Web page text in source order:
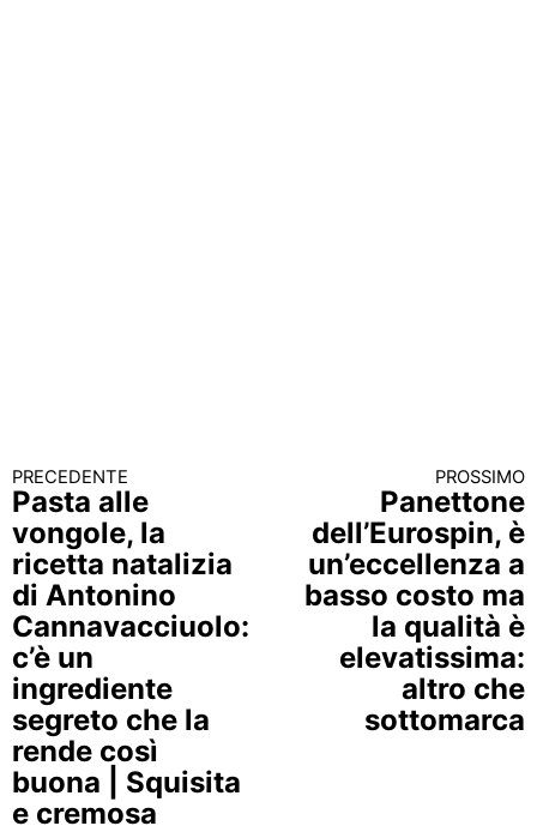
Continua a leggere
PRECEDENTE
Pasta alle
vongole, la
ricetta natalizia
di Antonino
Cannavacciuolo:
c’è un
ingrediente
segreto che la
rende così
buona | Squisita
e cremosa
PROSSIMO
Panettone
dell’Eurospin, è
un’eccellenza a
basso costo ma
la qualità è
elevatissima:
altro che
sottomarca